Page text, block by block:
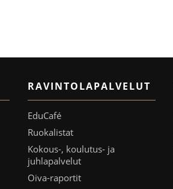
RAVINTOLAPALVELUT
EduCafé
Ruokalistat
Kokous-, koulutus- ja
juhlapalvelut
Oiva-raportit